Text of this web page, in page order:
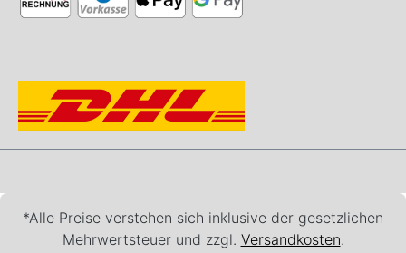
*Alle Preise verstehen sich inklusive der gesetzlichen
Mehrwertsteuer und zzgl. Versandkosten.